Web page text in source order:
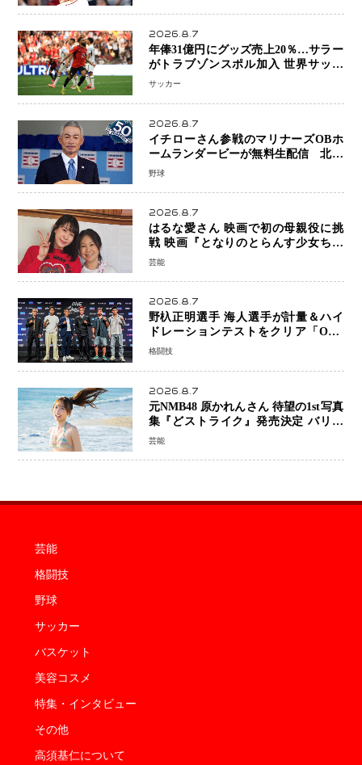
2026.8.7
年俸31億円にグッズ売上20％…サラー
がトラブゾンスポル加入 世界サッカ
ーは「五大リーグ一強」から新時代へ
サッカー
2026.8.7
イチローさん参戦のマリナーズOBホ
ームランダービーが無料生配信 北米
ならではの“魅せる興行”に世界が注目
野球
2026.8.7
はるな愛さん 映画で初の母親役に挑
戦 映画『となりのとらんす少女ちゃ
ん』11月7日公開 未来の自分との対話
芸能
2026.8.7
野杁正明選手 海人選手が計量＆ハイ
ドレーションテストをクリア「ONE
SAMURAI 2」決戦へ万全の準備整う
格闘技
2026.8.7
元NMB48 原かれんさん 待望の1st写真
集『どストライク』発売決定 バリで
魅せる25歳の新境地
芸能
芸能
格闘技
野球
サッカー
バスケット
美容コスメ
特集・インタビュー
その他
高須基仁について